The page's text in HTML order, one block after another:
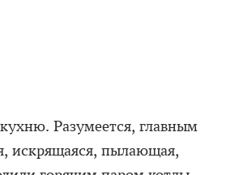
Разумеется, главным
искрящаяся, пылающая,